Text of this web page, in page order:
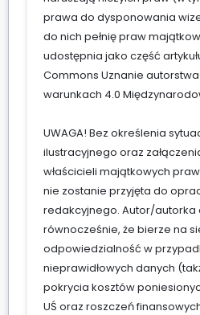
prawa do dysponowania
do nich pełnię praw
udostępnia jako część
Commons Uznanie
warunkach 4.0
UWAGA! Bez określenia
ilustracyjnego oraz
właścicieli majątkowych
nie zostanie przyjęta do
redakcyjnego. Autor/autorka
równocześnie, że bierze na
odpowiedzialność w
nieprawidłowych danych
pokrycia kosztów
UŚ oraz roszczeń